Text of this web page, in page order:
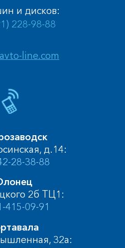
line.com
и дисков:
228-98-88
д.14:
28-38-88
2б ТЦ1:
415-09-91
32а: